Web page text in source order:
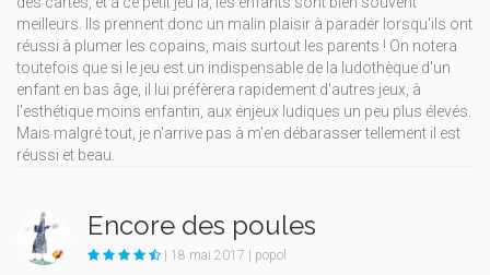
meilleurs. Ils prennent donc un malin plaisir à parader lorsqu'ils ont
réussi à plumer les copains, mais surtout les parents ! On notera
toutefois que si le jeu est un indispensable de la ludothèque d'un
enfant en bas âge, il lui préfèrera rapidement d'autres jeux, à
l'esthétique moins enfantin, aux enjeux ludiques un peu plus élevés.
Mais malgré tout, je n'arrive pas à m'en débarasser tellement il est
réussi et beau.
Encore des poules
| 18 mai 2017 | popol